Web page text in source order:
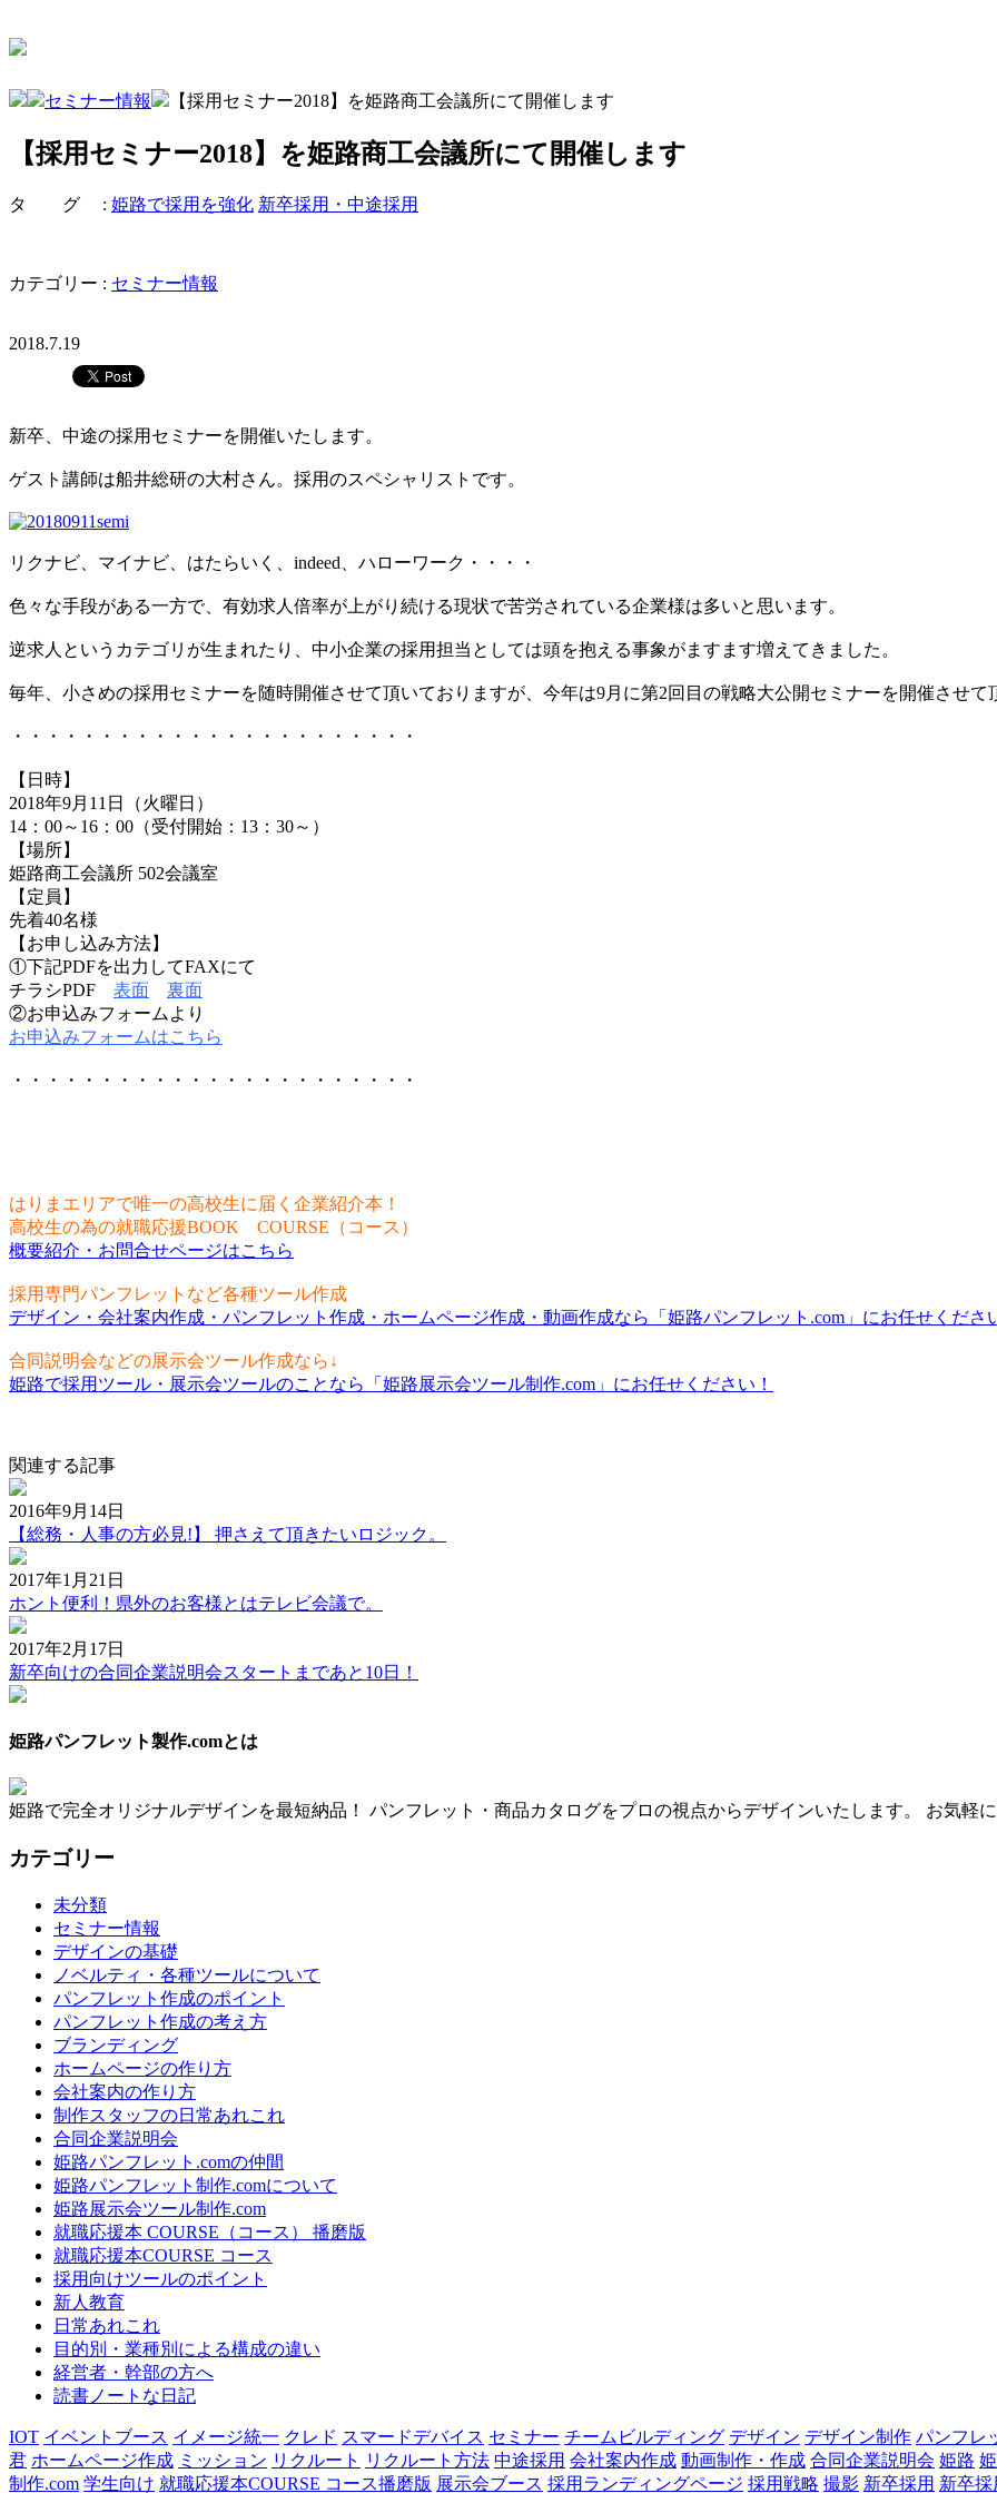
セミナー情報 【採用セミナー2018】を姫路商工会議所にて開催します
【採用セミナー2018】を姫路商工会議所にて開催します
タ グ : 姫路で採用を強化 新卒採用・中途採用
カテゴリー : セミナー情報
2018.7.19
新卒、中途の採用セミナーを開催いたします。
ゲスト講師は船井総研の大村さん。採用のスペシャリストです。
リクナビ、マイナビ、はたらいく、indeed、ハローワーク・・・・
色々な手段がある一方で、有効求人倍率が上がり続ける現状で苦労されている企業様は多いと思います。
逆求人というカテゴリが生まれたり、中小企業の採用担当としては頭を抱える事象がますます増えてきました。
毎年、小さめの採用セミナーを随時開催させて頂いておりますが、今年は9月に第2回目の戦略大公開セミナーを開催させ
・・・・・・・・・・・・・・・・・・・・・・・
【日時】
2018年9月11日（火曜日）
14：00～16：00（受付開始：13：30～）
【場所】
姫路商工会議所 502会議室
【定員】
先着40名様
【お申し込み方法】
①下記PDFを出力してFAXにて
チラシPDF 表面
裏面
②お申込みフォームより
お申込みフォームはこちら
・・・・・・・・・・・・・・・・・・・・・・・
はりまエリアで唯一の高校生に届く企業紹介本！
高校生の為の就職応援BOOK COURSE（コース）
概要紹介・お問合せページはこちら
採用専門パンフレットなど各種ツール作成
デザイン・会社案内作成・パンフレット作成・ホームページ作成・動画作成なら「姫路パンフレット.com」にお任せくださ
合同説明会などの展示会ツール作成なら↓
姫路で採用ツール・展示会ツールのことなら「姫路展示会ツール制作.com」にお任せください！
関連する記事
2016年9月14日
【総務・人事の方必見!】 押さえて頂きたいロジック。
2017年1月21日
ホント便利！県外のお客様とはテレビ会議で。
2017年2月17日
新卒向けの合同企業説明会スタートまであと10日！
姫路パンフレット製作.comとは
姫路で完全オリジナルデザインを最短納品！ パンフレット・商品カタログをプロの視点からデザインいたします。 お気軽
カテゴリー
未分類
セミナー情報
デザインの基礎
ノベルティ・各種ツールについて
パンフレット作成のポイント
パンフレット作成の考え方
ブランディング
ホームページの作り方
会社案内の作り方
制作スタッフの日常あれこれ
合同企業説明会
姫路パンフレット.comの仲間
姫路パンフレット制作.comについて
姫路展示会ツール制作.com
就職応援本 COURSE（コース） 播磨版
就職応援本COURSE コース
採用向けツールのポイント
新人教育
日常あれこれ
目的別・業種別による構成の違い
経営者・幹部の方へ
読書ノートな日記
IOT イベントブース イメージ統一 クレド スマードデバイス セミナー チームビルディング デザイン デザイン制作 パンフレ
君 ホームページ作成 ミッション リクルート リクルート方法 中途採用 会社案内作成 動画制作・作成 合同企業説明会 姫路
制作.com 学生向け 就職応援本COURSE コース播磨版 展示会ブース 採用ランディングページ 採用戦略 撮影 新卒採用 新卒